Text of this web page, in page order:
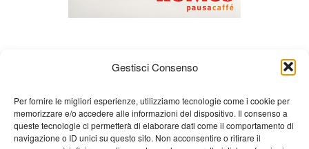
Gestisci Consenso
Per fornire le migliori esperienze, utilizziamo tecnologie come i cookie per
memorizzare e/o accedere alle informazioni del dispositivo. Il consenso a
queste tecnologie ci permetterà di elaborare dati come il comportamento di
navigazione o ID unici su questo sito. Non acconsentire o ritirare il
Chi siamo Gian Carlo Minardi Gear